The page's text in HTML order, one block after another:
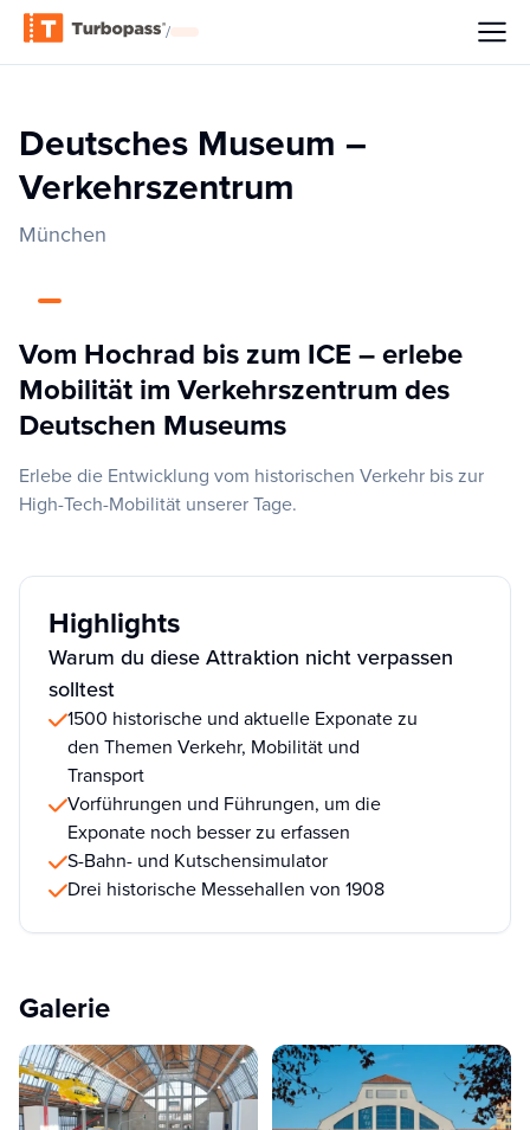
/
Deutsches Museum –
Verkehrszentrum
München
Vom Hochrad bis zum ICE – erlebe
Mobilität im Verkehrszentrum des
Deutschen Museums
Erlebe die Entwicklung vom historischen Verkehr bis zur
High-Tech-Mobilität unserer Tage.
Highlights
Warum du diese Attraktion nicht verpassen
solltest
1500 historische und aktuelle Exponate zu
den Themen Verkehr, Mobilität und
Transport
Vorführungen und Führungen, um die
Exponate noch besser zu erfassen
S-Bahn- und Kutschensimulator
Drei historische Messehallen von 1908
Galerie